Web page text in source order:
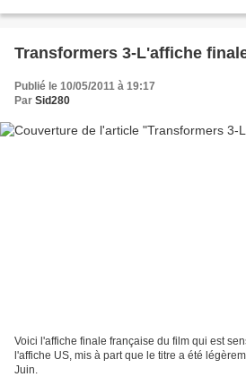
Transformers 3-L'affiche
Publié le 10/05/2011 à 19:17
Par Sid280
Voici l'affiche finale française du film qui est
l'affiche US, mis à part que le titre a été
Juin.